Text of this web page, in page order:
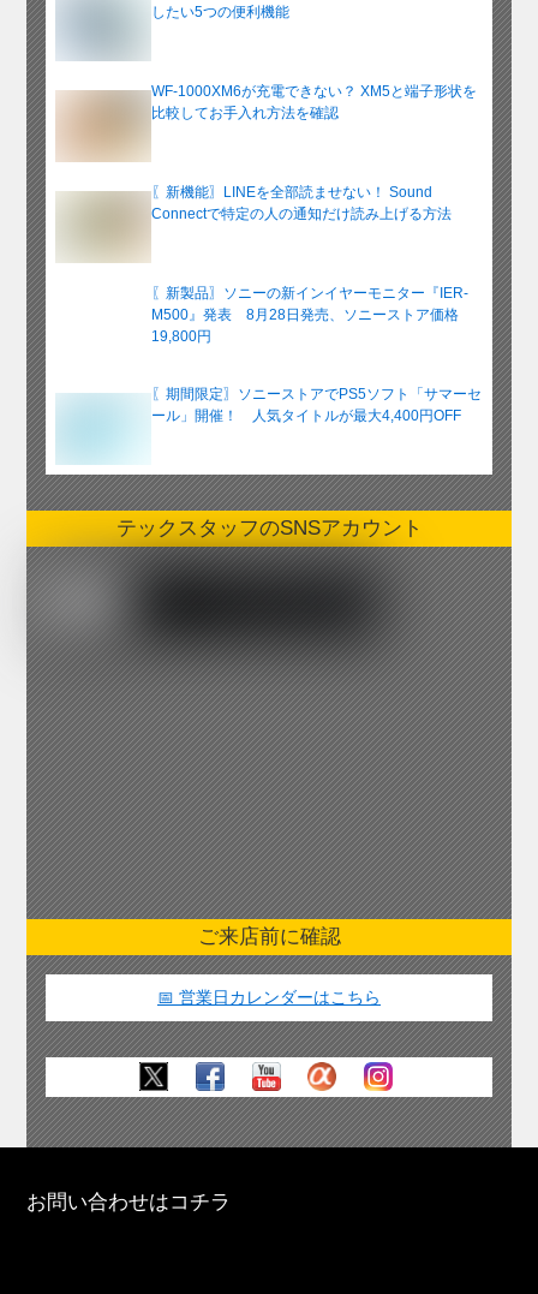
したい5つの便利機能
WF-1000XM6が充電できない？ XM5と端子形状を
比較してお手入れ方法を確認
〖新機能〗LINEを全部読ませない！ Sound
Connectで特定の人の通知だけ読み上げる方法
〖新製品〗ソニーの新インイヤーモニター『IER-
M500』発表 8月28日発売、ソニーストア価格
19,800円
〖期間限定〗ソニーストアでPS5ソフト「サマーセ
ール」開催！ 人気タイトルが最大4,400円OFF
テックスタッフのSNSアカウント
ご来店前に確認
📅 営業日カレンダーはこちら
お問い合わせはコチラ